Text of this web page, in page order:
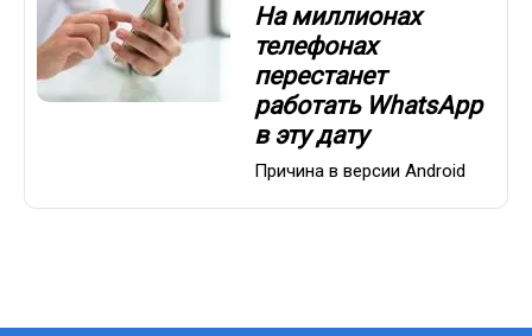
На миллионах
телефонах
перестанет
работать WhatsApp
в эту дату
Причина в версии Android